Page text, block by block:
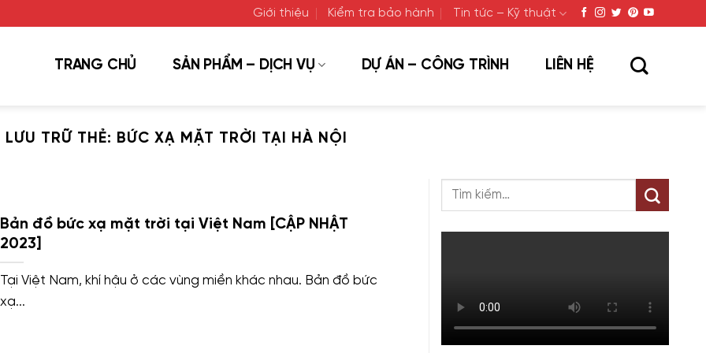
Giới thiệu Kiểm tra bảo hành Tin tức – Kỹ thuật
TRANG CHỦ SẢN PHẨM – DỊCH VỤ DỰ ÁN – CÔNG TRÌNH LIÊN HỆ
LƯU TRỮ THẺ: BỨC XẠ MẶT TRỜI TẠI HÀ NỘI
Bản đồ bức xạ mặt trời tại Việt Nam [CẬP NHẬT
2023]
Tại Việt Nam, khí hậu ở các vùng miền khác nhau. Bản đồ bức
xạ...